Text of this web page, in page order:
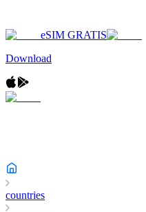
eSIM GRATIS
Download
countries